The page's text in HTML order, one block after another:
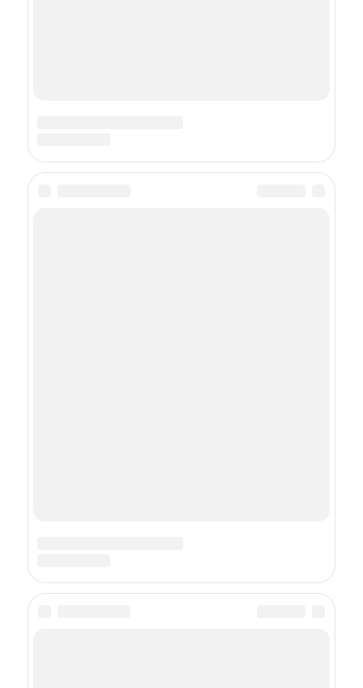
Мы все ошибались: 17 звезд кино, чья
реальная национальность вас удивит